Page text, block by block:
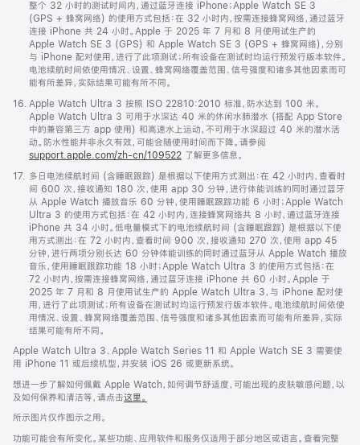
整个 32 小时的测试时间内，通过蓝牙连接 iPhone；Apple Watch SE 3
(GPS + 蜂窝网络) 的使用方式包括：在 32 小时内，按需连接蜂窝网络，通过蓝牙
连接 iPhone 共 24 小时。Apple 于 2025 年 7 月和 8 月使用试生产的
Apple Watch SE 3 (GPS) 和 Apple Watch SE 3 (GPS + 蜂窝网络)，分别
与 iPhone 配对使用，进行了此项测试；所有设备在测试时均运行预发行版本软件。
电池续航时间依使用情况、设置、蜂窝网络覆盖范围、信号强度和诸多其他因素而可
能有所差异，实际结果可能有所不同。
脚
16.
Apple Watch Ultra 3 按照 ISO 22810:2010 标准，防水达到 100 米。
Apple Watch Ultra 3 可用于水深达 40 米的休闲水肺潜水 (搭配 App Store
中的兼容第三方 app 使用) 和高速水上运动，不可用于水深超过 40 米的潜水活
动。防水性能并非永久有效，可能会随使用时间而下降。请参阅
support.apple.com/zh-cn/109522 了解更多信息。
脚
17.
多日电池续航时间 (含睡眠跟踪) 是根据以下使用方式测出：在 42 小时内，查看时
间 600 次，接收通知 180 次，使用 app 30 分钟，进行体能训练的同时通过蓝牙
从 Apple Watch 播放音乐 60 分钟，使用睡眠跟踪功能 6 小时；Apple Watch
Ultra 3 的使用方式包括：在 42 小时内，连接蜂窝网络共 8 小时，通过蓝牙连接
iPhone 共 34 小时。低电量模式下的电池续航时间 (含睡眠跟踪) 是根据以下使
用方式测出：在 72 小时内，查看时间 900 次，接收通知 270 次，使用 app 45
分钟，进行两项分别长达 60 分钟体能训练的同时通过蓝牙从 Apple Watch 播放
音乐，使用睡眠跟踪功能 18 小时；Apple Watch Ultra 3 的使用方式包括：在
72 小时内，按需连接蜂窝网络，通过蓝牙连接 iPhone 共 60 小时。Apple 于
2025 年 7 月和 8 月使用试生产的 Apple Watch Ultra 3，与 iPhone 配对使
用，进行了此项测试；所有设备在测试时均运行预发行版本软件。电池续航时间依使
用情况、设置、蜂窝网络覆盖范围、信号强度和诸多其他因素而可能有所差异，实际
结果可能有所不同。
Apple Watch Ultra 3、Apple Watch Series 11 和 Apple Watch SE 3 需要使
用 iPhone 11 或后续机型，并安装 iOS 26 或更新系统。
想进一步了解如何佩戴 Apple Watch，如何调节舒适度，可能出现的皮肤敏感问题，以
及如何保养和清洁等，请点击这里。
所示图片仅作图示之用。
功能可能会有所变化。某些功能、应用软件和服务仅适用于部分地区或语言。查看完整